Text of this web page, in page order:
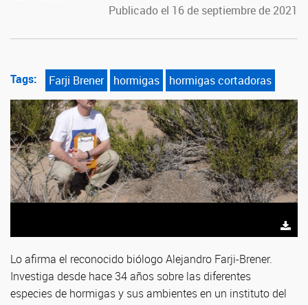
Publicado el 16 de septiembre de 2021
Tags: Farji Brener hormigas hormigas cortadoras
Lo afirma el reconocido biólogo Alejandro Farji-Brener.
Investiga desde hace 34 años sobre las diferentes
especies de hormigas y sus ambientes en un instituto del